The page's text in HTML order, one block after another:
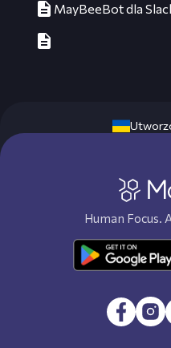
MayBeeBot dla
Human Focus.